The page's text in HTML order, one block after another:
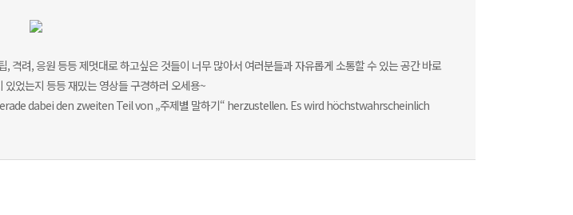
격려, 응원 등등 제멋대로 하고싶은 것들이 너무 많아서 여러분들과 자유롭게 소통할 수 있는 공간 바로
었는지 등등 재밌는 영상들 구경하러 오세용~
dabei den zweiten Teil von „주제별 말하기“ herzustellen. Es wird höchstwahrscheinlich